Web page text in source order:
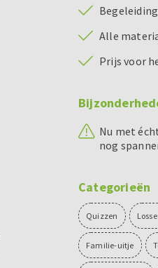
Alle
Prijs voor
Nu met
nog
Categorieën
Quizzen
Familie-uitje